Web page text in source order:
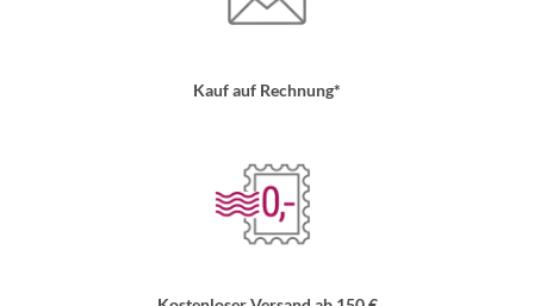
Kauf auf Rechnung*